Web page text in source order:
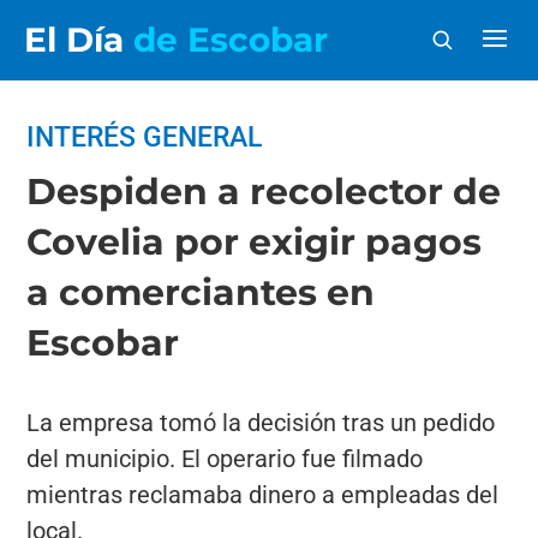
El Día de Escobar
INTERÉS GENERAL
Despiden a recolector de
Covelia por exigir pagos
a comerciantes en
Escobar
La empresa tomó la decisión tras un pedido
del municipio. El operario fue filmado
mientras reclamaba dinero a empleadas del
local.